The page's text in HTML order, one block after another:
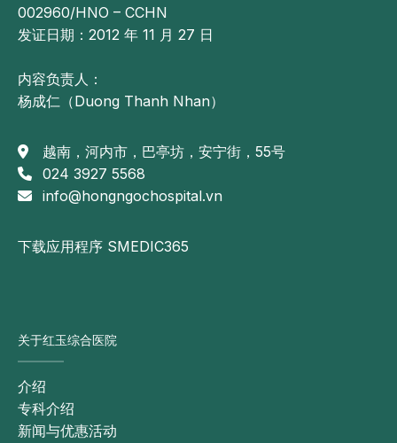
002960/HNO – CCHN
发证日期：2012 年 11 月 27 日
内容负责人：
杨成仁（Duong Thanh Nhan）
越南，河内市，巴亭坊，安宁街，55号
024 3927 5568
info@hongngochospital.vn
下载应用程序 SMEDIC365
关于红玉综合医院
介绍
专科介绍
新闻与优惠活动